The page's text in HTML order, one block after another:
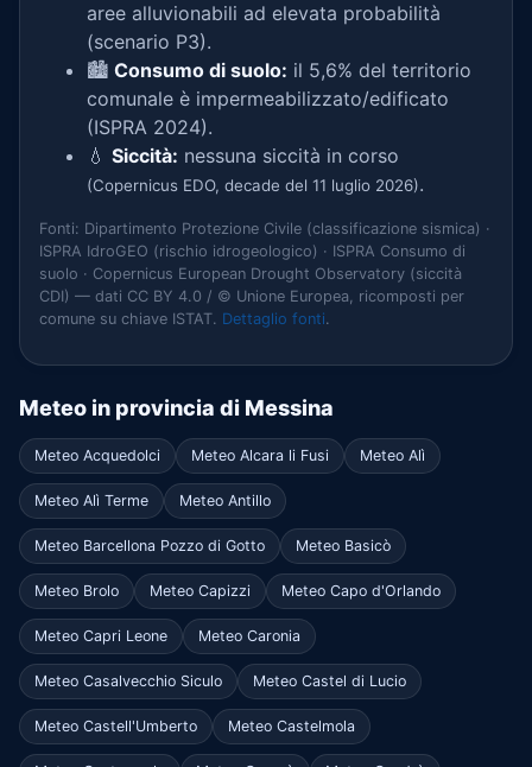
aree alluvionabili ad elevata probabilità
(scenario P3).
🏙️ Consumo di suolo: il 5,6% del territorio
comunale è impermeabilizzato/edificato
(ISPRA 2024).
💧 Siccità: nessuna siccità in corso
(Copernicus EDO, decade del 11 luglio 2026).
Fonti: Dipartimento Protezione Civile (classificazione sismica) ·
ISPRA IdroGEO (rischio idrogeologico) · ISPRA Consumo di
suolo · Copernicus European Drought Observatory (siccità
CDI) — dati CC BY 4.0 / © Unione Europea, ricomposti per
comune su chiave ISTAT. Dettaglio fonti.
Meteo in provincia di Messina
Meteo Acquedolci Meteo Alcara li Fusi Meteo Alì
Meteo Alì Terme Meteo Antillo
Meteo Barcellona Pozzo di Gotto Meteo Basicò
Meteo Brolo Meteo Capizzi Meteo Capo d'Orlando
Meteo Capri Leone Meteo Caronia
Meteo Casalvecchio Siculo Meteo Castel di Lucio
Meteo Castell'Umberto Meteo Castelmola